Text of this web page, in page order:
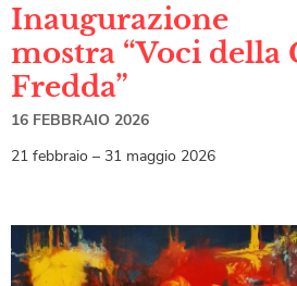
Inaugurazione
mostra “Voci della
Fredda”
16 FEBBRAIO 2026
21 febbraio – 31 maggio 2026